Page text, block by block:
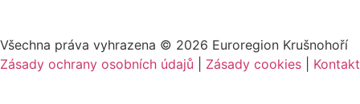
Všechna práva vyhrazena © 2026 Euroregion Krušnohoří
Zásady ochrany osobních údajů
Zásady cookies​ Kontakt​